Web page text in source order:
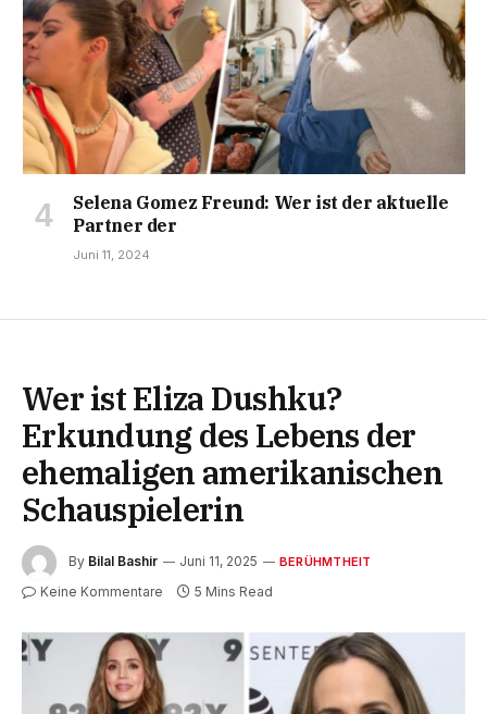
Selena Gomez Freund: Wer ist der aktuelle
Partner der
Juni 11, 2024
Wer ist Eliza Dushku?
Erkundung des Lebens der
ehemaligen amerikanischen
Schauspielerin
By Bilal Bashir Juni 11, 2025 BERÜHMTHEIT
Keine Kommentare 5 Mins Read